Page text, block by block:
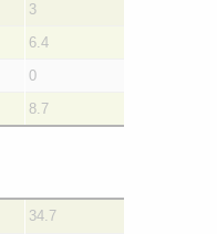
3
6.4
0
8.7
34.7